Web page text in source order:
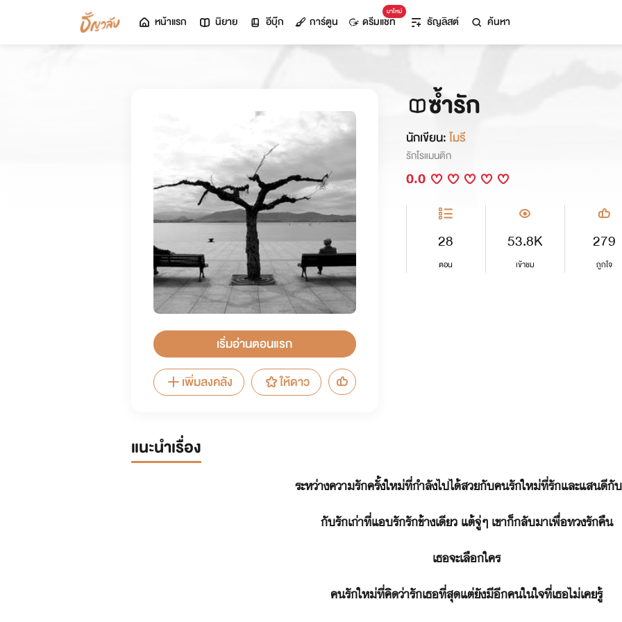
หน้าแรก นิยาย อีบุ๊ก การ์ตูน
มาใหม่
ดรีมแชท ธัญลิสต์ ค้นหา
เริ่มอ่านตอนแรก
เพิ่มลงคลัง
ให้ดาว
ซ้ำรัก
นักเขียน:โมรี
รักโรแมนติก
0.0
28
ตอน
53.8K
เข้าชม
279
ถูกใจ
แนะนำเรื่อง
ระหว่างความรักครั้งใหม่ที่กำลังไปได้สวยกับคนรักใหม่ที่รักและแสนดีกั
กับรักเก่าที่แอบรักรักข้างเดียว แต้จู่ๆ เขาก็กลับมาเพื่อทวงรักคืน
เธอจะเลือกใคร
คนรักใหม่ที่คิดว่ารักเธอที่สุดแต่ยังมีอีกคนในใจที่เธอไม่เคยรู้